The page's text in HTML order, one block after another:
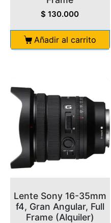
$ 130.000
Añadir al carrito
Lente Sony 16-35mm
f4, Gran Angular, Full
Frame (Alquiler)